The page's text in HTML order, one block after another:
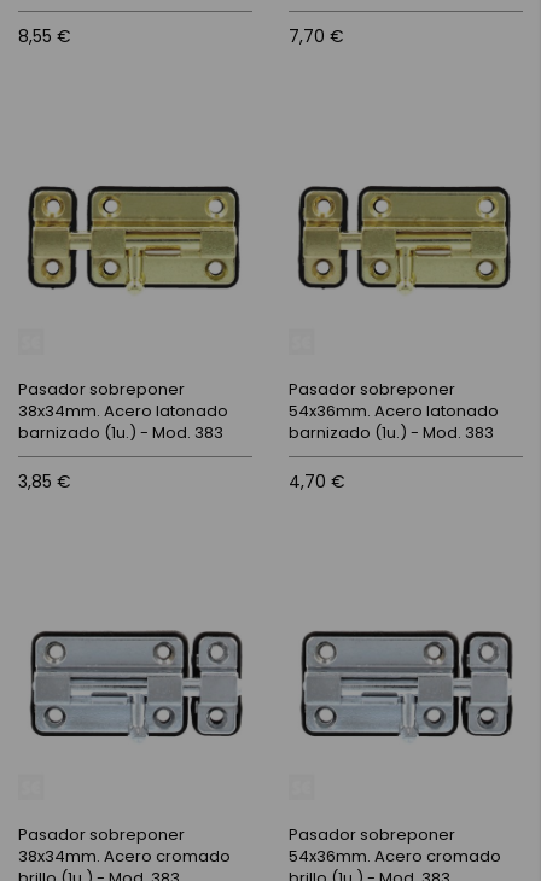
8,55 € 7,70 €
Pasador sobreponer
38x34mm. Acero latonado
barnizado (1u.) - Mod. 383
3,85 €
Pasador sobreponer
54x36mm. Acero latonado
barnizado (1u.) - Mod. 383
4,70 €
Pasador sobreponer
38x34mm. Acero cromado
Pasador sobreponer
54x36mm. Acero cromado